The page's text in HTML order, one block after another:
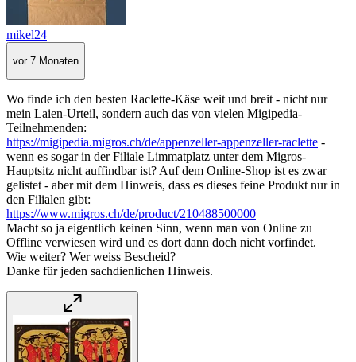
mikel24
vor 7 Monaten
Wo finde ich den besten Raclette-Käse weit und breit - nicht nur
mein Laien-Urteil, sondern auch das von vielen Migipedia-
Teilnehmenden:
https://migipedia.migros.ch/de/appenzeller-appenzeller-raclette -
wenn es sogar in der Filiale Limmatplatz unter dem Migros-
Hauptsitz nicht auffindbar ist? Auf dem Online-Shop ist es zwar
gelistet - aber mit dem Hinweis, dass es dieses feine Produkt nur in
den Filialen gibt:
https://www.migros.ch/de/product/210488500000
Macht so ja eigentlich keinen Sinn, wenn man von Online zu
Offline verwiesen wird und es dort dann doch nicht vorfindet.
Wie weiter? Wer weiss Bescheid?
Danke für jeden sachdienlichen Hinweis.